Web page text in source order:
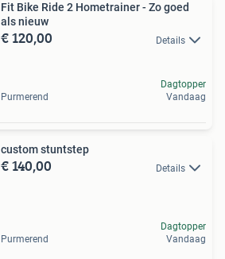
Fit Bike Ride 2 Hometrainer - Zo goed
als nieuw
€ 120,00 Details
Purmerend
Dagtopper
Vandaag
custom stuntstep
€ 140,00 Details
Purmerend
Dagtopper
Vandaag